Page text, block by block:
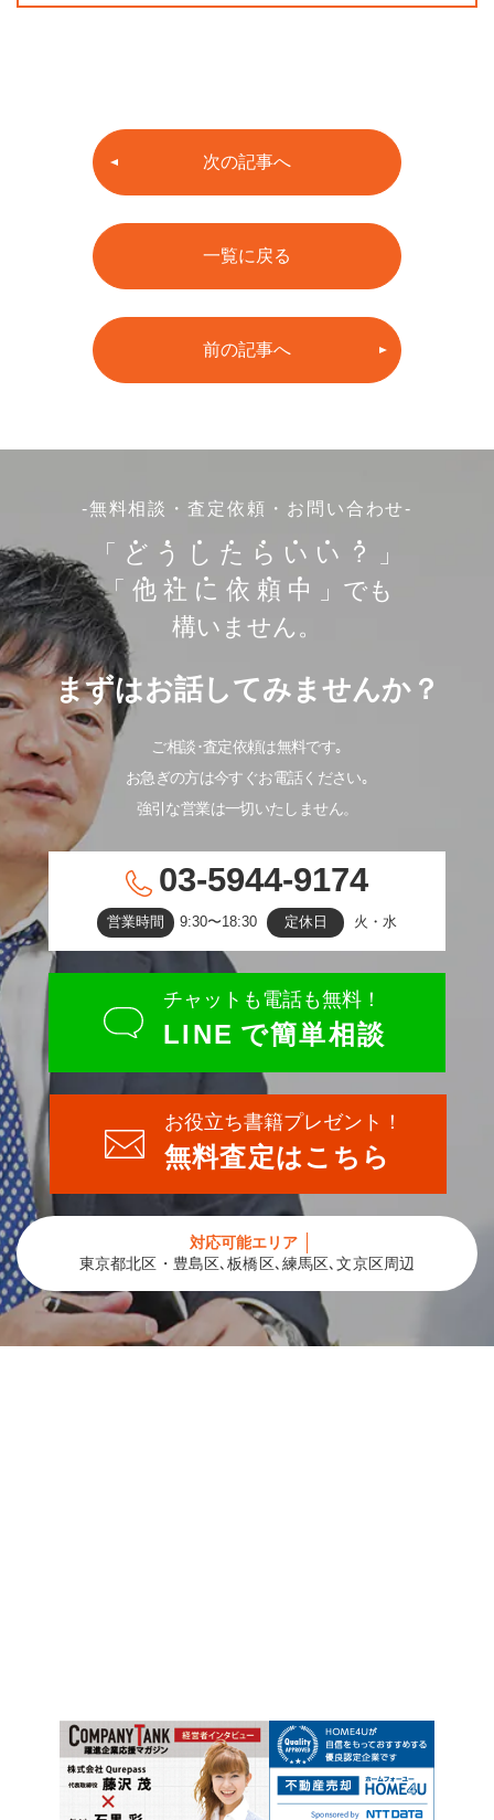
次の記事へ
一覧に戻る
前の記事へ
-無料相談・査定依頼・お問い合わせ-
「 ど う し た ら い い ？
」
「 他 社 に 依 頼 中 」でも
構いません。
まずはお話してみませんか？
ご相談･査定依頼は無料です｡
お急ぎの方は今すぐお電話ください｡
強引な営業は一切いたしません。
03-5944-9174
営業時間 9:30〜18:30 定休日 火・水
チャットも電話も無料！
LINE で簡単相談
お役立ち書籍プレゼント！
無料査定はこちら
対応可能エリア
東京都北区・豊島区､板橋区､練馬区､文京区周辺